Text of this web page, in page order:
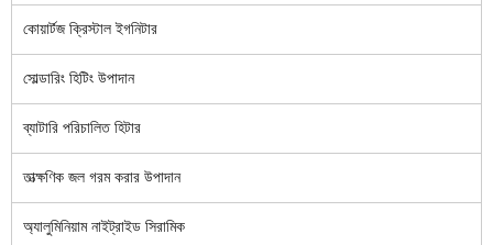
কোয়ার্টজ ক্রিস্টাল ইগনিটার
সোল্ডারিং হিটিং উপাদান
ব্যাটারি পরিচালিত হিটার
তাত্ক্ষণিক জল গরম করার উপাদান
অ্যালুমিনিয়াম নাইট্রাইড সিরামিক